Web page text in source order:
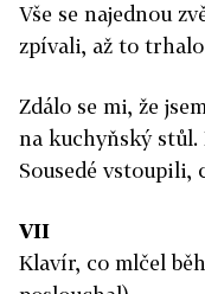
Vše se najednou
zpívali, až to
Zdálo se mi, že
na kuchyňský stůl.
Sousedé vstoupili,
VII
Klavír, co mlčel